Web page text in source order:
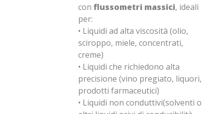
con flussometri massici, ideali
per:
• Liquidi ad alta viscosità (olio,
sciroppo, miele, concentrati,
creme)
• Liquidi che richiedono alta
precisione (vino pregiato, liquori,
prodotti farmaceutici)
• Liquidi non conduttivi(solventi o